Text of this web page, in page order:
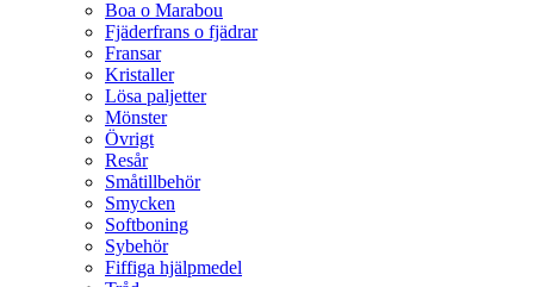
Boa o Marabou
Fjäderfrans o fjädrar
Fransar
Kristaller
Lösa paljetter
Mönster
Övrigt
Resår
Småtillbehör
Smycken
Softboning
Sybehör
Fiffiga hjälpmedel